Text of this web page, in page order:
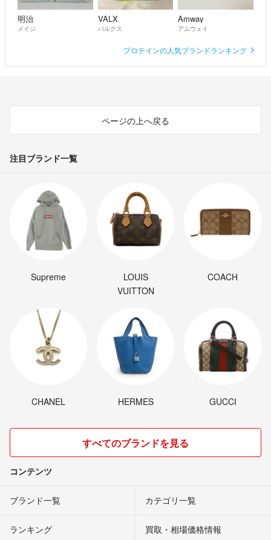
明治
メイジ
VALX
バルクス
Amway
アムウェイ
プロテインの人気ブランドランキング
ページの上へ戻る
注目ブランド一覧
Supreme
LOUIS
VUITTON
COACH
CHANEL HERMES GUCCI
すべてのブランドを見る
コンテンツ
ブランド一覧 カテゴリ一覧
ランキング 買取・相場価格情報